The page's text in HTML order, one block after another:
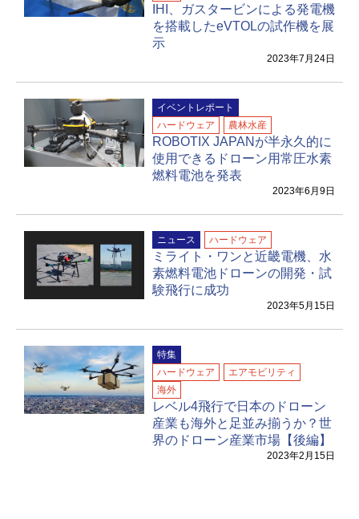
IHI、ガスタービンによる発電機
を搭載したeVTOLの試作機を展
示
2023年7月24日
イベントレポート
ハードウェア
農林水産
ROBOTIX JAPANが半永久的に
使用できるドローン用常圧水素
燃料電池を発表
2023年6月9日
ニュース ハードウェア
ミライト・ワンと近畿電機、水
素燃料電池ドローンの開発・試
験飛行に成功
2023年5月15日
特集
ハードウェア
エアモビリティ
海外
レベル4飛行で日本のドローン
産業も海外と足並み揃うか？世
界のドローン産業市場【後編】
2023年2月15日